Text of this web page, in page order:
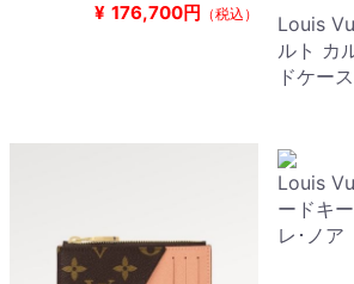
¥ 176,700円 （税込）
Louis
ルト カ
ドケー
Louis
ードキ
レ･ノア